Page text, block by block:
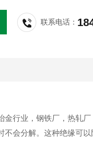
联系电话：
金行业，钢铁厂，热轧
会分解。这种绝缘可